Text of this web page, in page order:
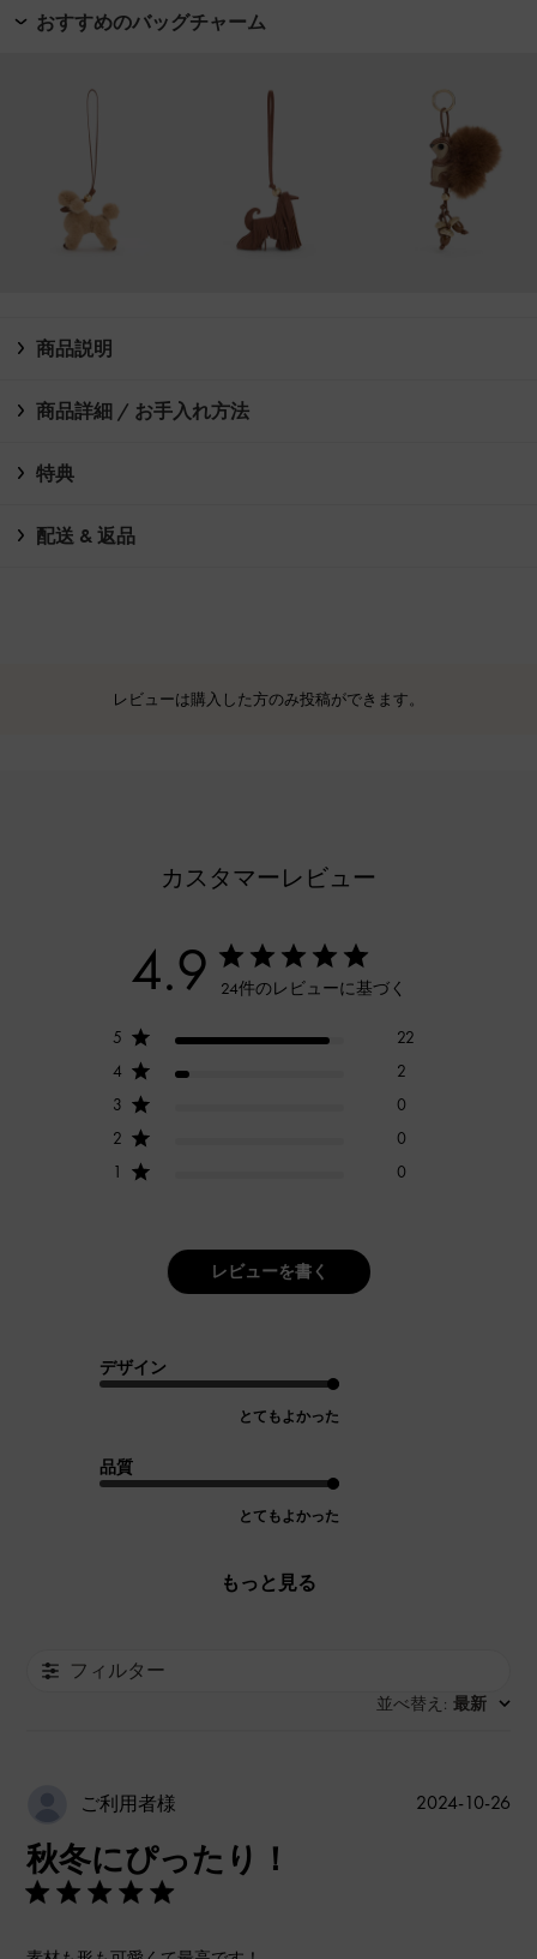
おすすめのバッグチャーム
商品説明
商品詳細 / お手入れ方法
特典
配送 & 返品
レビューは購入した方のみ投稿ができます。
カスタマーレビュー
4.9 24件のレビューに基づく
5
22
4
2
3
0
2
0
1
0
レビューを書く
デザイン
とてもよかった
品質
とてもよかった
もっと見る
フィルター
並べ替え : 最新
ご利用者様
秋冬にぴったり！
公
2024-10-26